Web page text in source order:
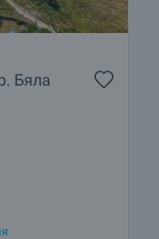
Бяла